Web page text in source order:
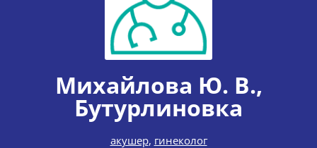
Михайлова Ю. В.,
Бутурлиновка
акушер, гинеколог